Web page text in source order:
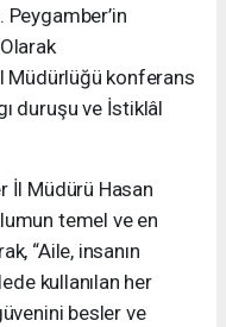
Müdürlüğü konferans
duruşu ve İstiklâl
İl Müdürü Hasan
temel ve en
“Aile, insanın
kullanılan her
besler ve